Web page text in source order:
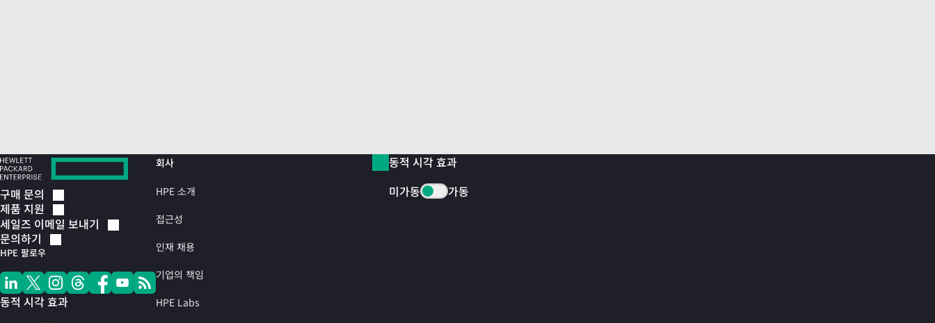
구매 문의
제품 지원
세일즈 이메일 보내기
문의하기
HPE 팔로우
동적 시각 효과
회사
HPE 소개
접근성
인재 채용
기업의 책임
HPE Labs
동적 시각 효과
미가동
가동